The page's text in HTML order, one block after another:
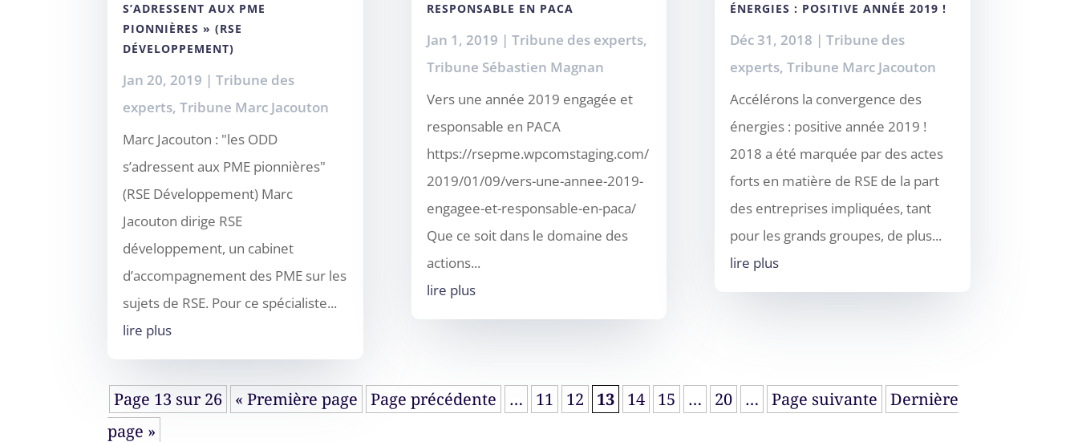
S’ADRESSENT AUX PME
PIONNIÈRES » (RSE
DÉVELOPPEMENT)
Jan 20, 2019 |Tribune des
experts,Tribune Marc Jacouton
Marc Jacouton : "les ODD
s’adressent aux PME pionnières"
(RSE Développement) Marc
Jacouton dirige RSE
développement, un cabinet
d’accompagnement des PME sur les
sujets de RSE. Pour ce spécialiste...
lire plus
RESPONSABLE EN PACA
Jan 1, 2019 | Tribune des experts,
Tribune Sébastien Magnan
Vers une année 2019 engagée et
responsable en PACA
https://rsepme.wpcomstaging.com/
2019/01/09/vers-une-annee-2019-
engagee-et-responsable-en-paca/
Que ce soit dans le domaine des
actions...
lire plus
ÉNERGIES : POSITIVE ANNÉE 2019 !
Déc 31, 2018 | Tribune des
experts, Tribune Marc Jacouton
Accélérons la convergence des
énergies : positive année 2019 !
2018 a été marquée par des actes
forts en matière de RSE de la part
des entreprises impliquées, tant
pour les grands groupes, de plus...
lire plus
Page 13 sur 26 « Première page Page précédente … 11 12 13 14 15 … 20 … Page suivante
Dernière
page »